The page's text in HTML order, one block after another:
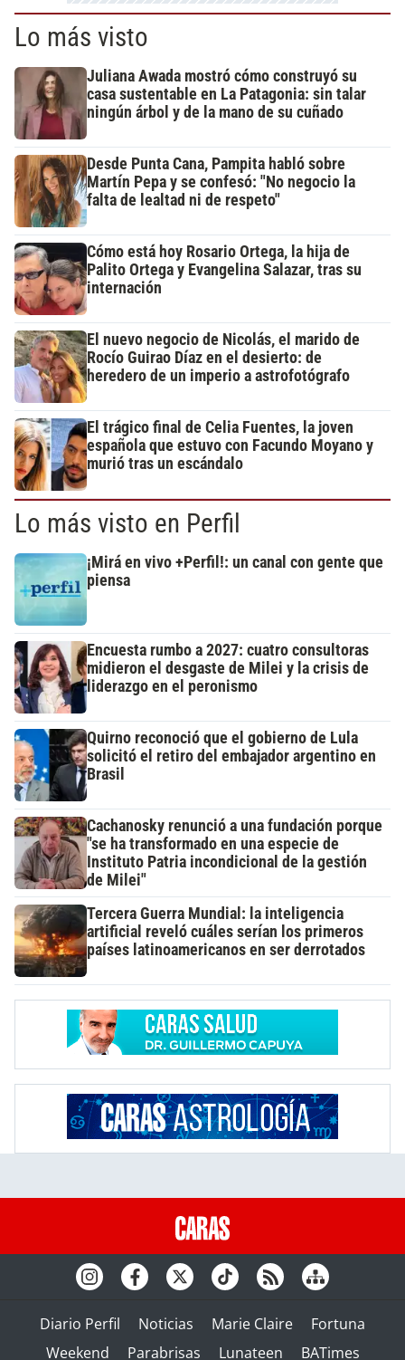
Lo más visto
Juliana Awada mostró cómo construyó su
casa sustentable en La Patagonia: sin talar
ningún árbol y de la mano de su cuñado
Desde Punta Cana, Pampita habló sobre
Martín Pepa y se confesó: "No negocio la
falta de lealtad ni de respeto"
Cómo está hoy Rosario Ortega, la hija de
Palito Ortega y Evangelina Salazar, tras su
internación
El nuevo negocio de Nicolás, el marido de
Rocío Guirao Díaz en el desierto: de
heredero de un imperio a astrofotógrafo
El trágico final de Celia Fuentes, la joven
española que estuvo con Facundo Moyano y
murió tras un escándalo
Lo más visto en Perfil
¡Mirá en vivo +Perfil!: un canal con gente que
piensa
Encuesta rumbo a 2027: cuatro consultoras
midieron el desgaste de Milei y la crisis de
liderazgo en el peronismo
Quirno reconoció que el gobierno de Lula
solicitó el retiro del embajador argentino en
Brasil
Cachanosky renunció a una fundación porque
"se ha transformado en una especie de
Instituto Patria incondicional de la gestión
de Milei"
Tercera Guerra Mundial: la inteligencia
artificial reveló cuáles serían los primeros
países latinoamericanos en ser derrotados
Diario Perfil Noticias Marie Claire
Fortuna
Weekend
Parabrisas Lunateen BATimes